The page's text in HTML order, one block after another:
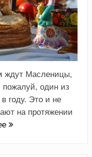
ждут Масленицы,
пожалуй, один из
году. Это и не
на протяжении